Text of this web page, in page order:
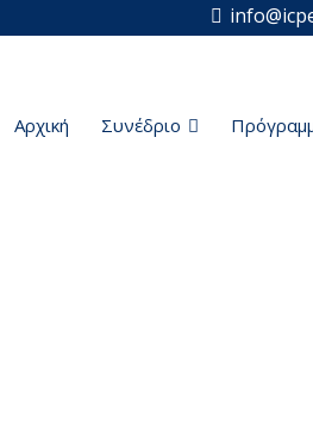
Αρχική Συνέδριο